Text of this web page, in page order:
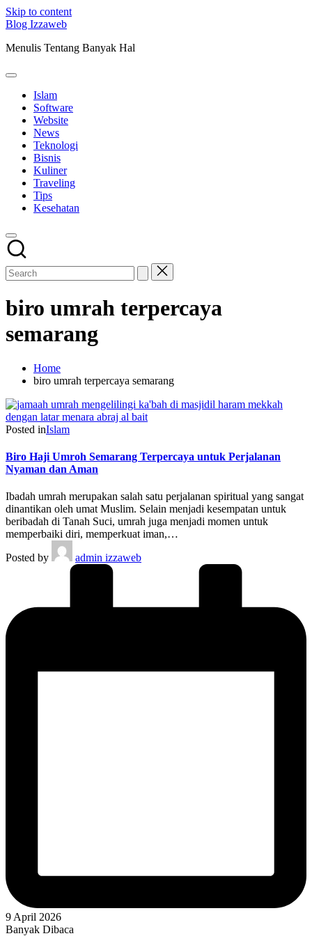
Skip to content
Blog Izzaweb
Menulis Tentang Banyak Hal
Islam
Software
Website
News
Teknologi
Bisnis
Kuliner
Traveling
Tips
Kesehatan
biro umrah terpercaya
semarang
Home
biro umrah terpercaya semarang
Posted inIslam
Biro Haji Umroh Semarang Terpercaya untuk Perjalanan
Nyaman dan Aman
Ibadah umrah merupakan salah satu perjalanan spiritual yang sangat
dinantikan oleh umat Muslim. Selain menjadi kesempatan untuk
beribadah di Tanah Suci, umrah juga menjadi momen untuk
memperbaiki diri, memperkuat iman,…
Posted by
admin izzaweb
9 April 2026
Banyak Dibaca